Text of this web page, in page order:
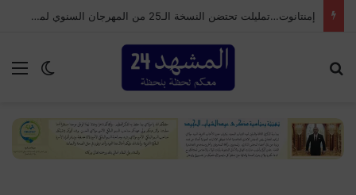
إمنتانوت…تمليلت تحتضن النسخة الـ25 من المهرجان السنوي لموظفي الجماعة
الوضع